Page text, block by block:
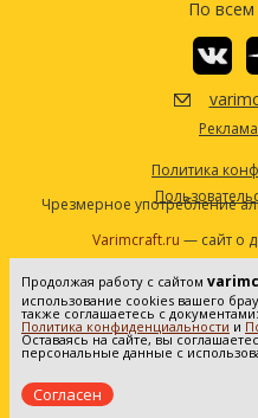
По всем
Реклама
Политика
Чрезмерное употребление
Varimcraft.ru — сайт о
Сетевое издание
Федеральной службе по
технологий и массовых
запись ЭЛ No ФС77-80936 от
Продолжая работу с сайтом
использование cookies вашего
также соглашаетесь с документами:
Политика конфиденциальности и
Оставаясь на сайте, вы
персональные данные с
Согласен